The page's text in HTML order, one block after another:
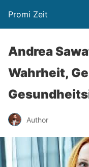
Promi Zeit
Andrea
Wahrheit,
Author